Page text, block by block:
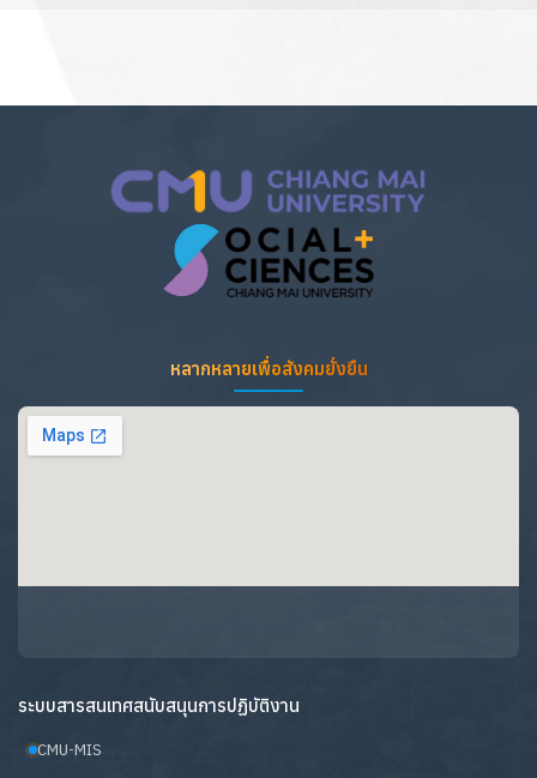
หลากหลายเพื่อสังคมยั่งยืน
ระบบสารสนเทศสนับสนุนการปฏิบัติงาน
CMU-MIS